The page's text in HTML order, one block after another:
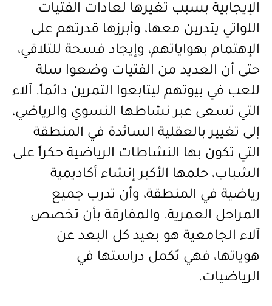
الإيجابية بسبب تغيرها لعادات الفتيات
اللواتي يتدربن معها، وأبرزها قدرتهم على
الإهتمام بهواياتهم، وإيجاد فسحة للتلاقي،
حتى أن العديد من الفتيات وضعوا سلة
للعب في بيوتهم ليتابعوا التمرين دائماً. آلاء
التي تسعى عبر نشاطها النسوي والرياضي،
إلى تغيير بالعقلية السائدة في المنطقة
التي تكون بها النشاطات الرياضية حكراً على
الشباب، حلمها الأكبر إنشاء أكاديمية
رياضية في المنطقة، وأن تدرب جميع
المراحل العمرية. والمفارقة بأن تخصص
آلاء الجامعية هو بعيد كل البعد عن
هوياتها، فهي تُكمل دراستها في
الرياضيات.